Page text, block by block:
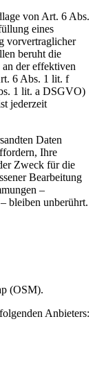
von Art. 6 Abs.
eines
vorvertraglicher
beruht die
an der effektiven
6 Abs. 1 lit. f
1 lit. a DSGVO)
jederzeit
Daten
Ihre
Zweck für die
Bearbeitung
–
bleiben unberührt.
(OSM).
Anbieters: